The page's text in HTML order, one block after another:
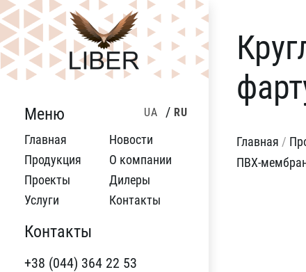
UA RU
Меню
Главная
Продукция
Проекты
Услуги
Новости
О компании
Дилеры
Контакты
Контакты
+38 (044) 364 22 53
Главная /
ПВХ-